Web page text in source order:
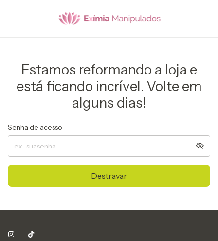
Estamos reformando a loja e
está ficando incrível. Volte em
alguns dias!
Senha de acesso
Destravar